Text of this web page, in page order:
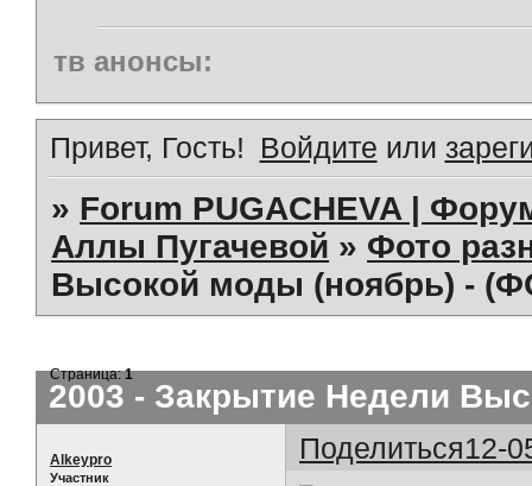
тв анонсы:
Привет, Гость! Войдите или
» Forum PUGACHEVA |
Аллы Пугачевой » Фото
Высокой моды (ноябрь) -
2003 - Закрытие Недели
Страница:1
Поделиться12-
Alkeypro
Участник